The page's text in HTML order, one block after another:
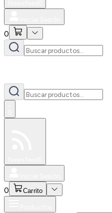
0
0 Carrito